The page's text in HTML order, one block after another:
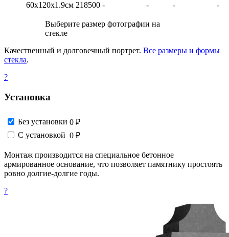
60х120х1.9см 218500 - - - -
Выберите размер фотографии на
стекле
Качественный и долговечный портрет. Все размеры и формы
стекла.
?
Установка
Без установки 0 ₽
С установкой 0 ₽
Монтаж производится на специальное бетонное
армированное основание, что позволяет памятнику простоять
ровно долгие-долгие годы.
?